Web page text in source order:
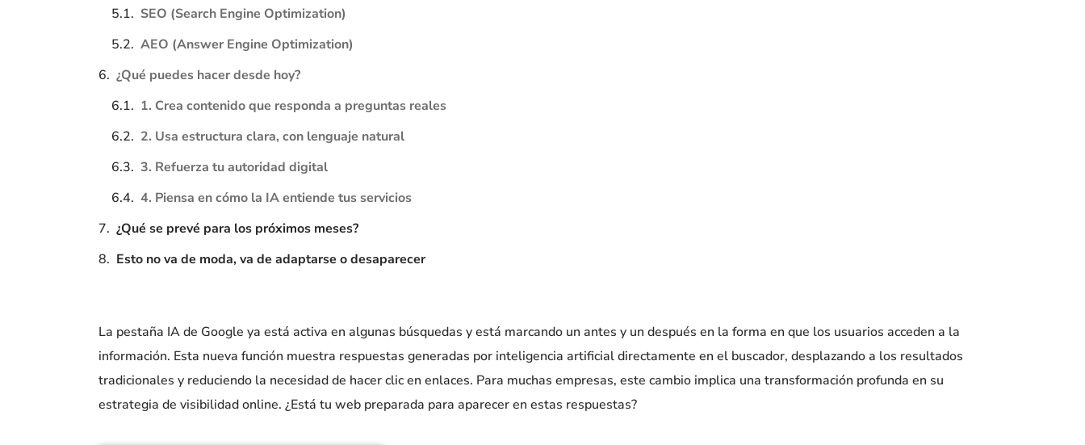
SEO (Search Engine Optimization)
AEO (Answer Engine Optimization)
¿Qué puedes hacer desde hoy?
1. Crea contenido que responda a preguntas reales
2. Usa estructura clara, con lenguaje natural
3. Refuerza tu autoridad digital
4. Piensa en cómo la IA entiende tus servicios
¿Qué se prevé para los próximos meses?
Esto no va de moda, va de adaptarse o desaparecer
La pestaña IA de Google ya está activa en algunas búsquedas y está marcando un antes y un después en la forma en que los usuarios acceden a la
información. Esta nueva función muestra respuestas generadas por inteligencia artificial directamente en el buscador, desplazando a los resultados
tradicionales y reduciendo la necesidad de hacer clic en enlaces. Para muchas empresas, este cambio implica una transformación profunda en su
estrategia de visibilidad online. ¿Está tu web preparada para aparecer en estas respuestas?